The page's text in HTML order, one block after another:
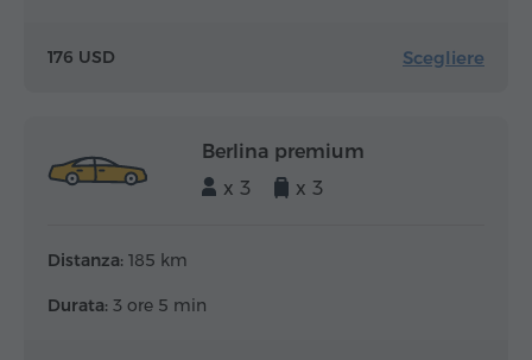
176 USD Scegliere
Berlina premium
x 3
x 3
Distanza: 185 km
Durata: 3 ore 5 min